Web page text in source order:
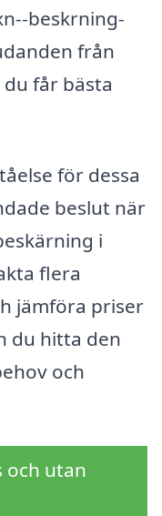
beskrning-
från
får bästa
för dessa
beslut när
i
flera
jämföra priser
du hitta den
och
och utan